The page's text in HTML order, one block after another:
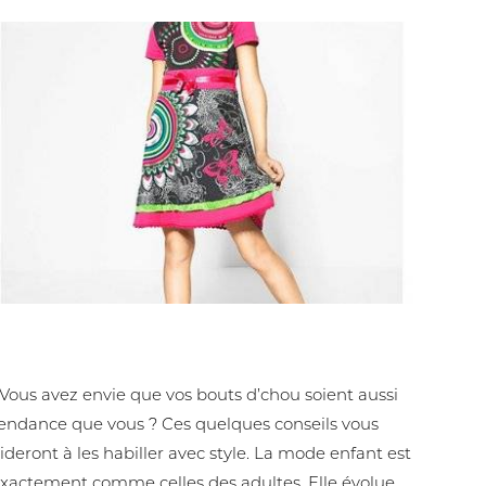
avez envie que vos bouts d’chou soient aussi
que vous ? Ces quelques conseils vous
à les habiller avec style. La mode enfant est